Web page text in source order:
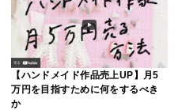
【ハンドメイド作品売上UP】月5
万円を目指すために何をするべき
か